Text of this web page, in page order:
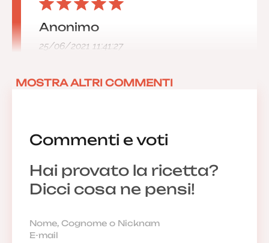
Commenti e voti
Hai provato la ricetta?
Dicci cosa ne pensi!
Anonimo
25/06/2021 11:41:27
MOSTRA ALTRI COMMENTI